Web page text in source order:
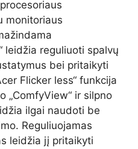
monitoriaus
leidžia reguliuoti spalvų
bei pritaikyti
Flicker less“ funkcija
„ComfyView“ ir silpno
ilgai naudoti be
Reguliuojamas
leidžia jį pritaikyti